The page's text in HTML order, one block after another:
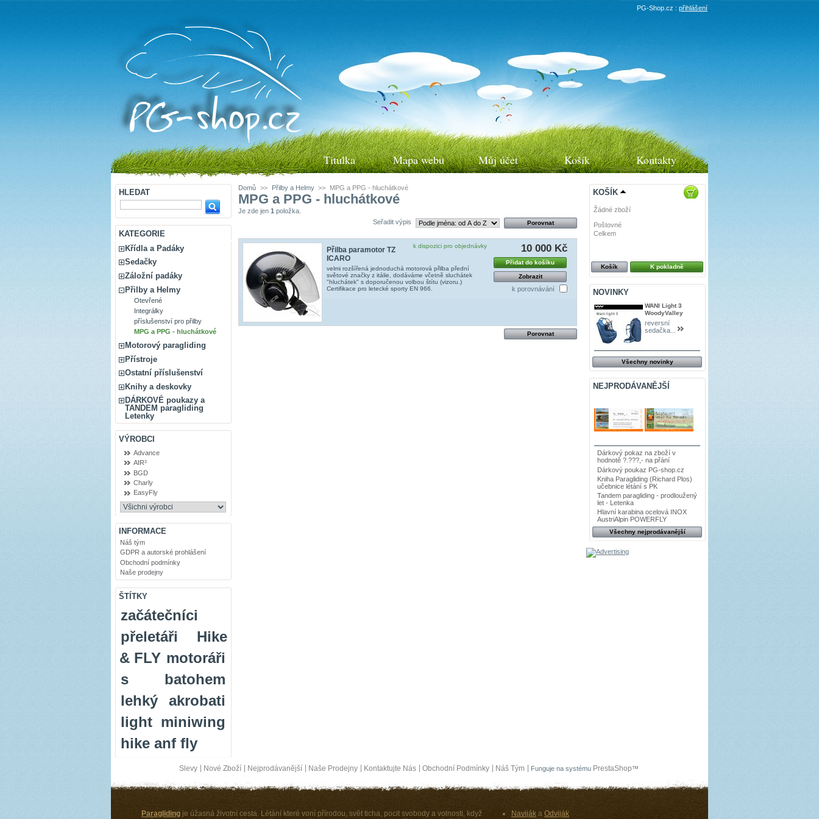
PG-Shop.cz : přihlášení
Titulka Mapa webu Můj účet Košík Kontakty
HLEDAT
KATEGORIE
Křídla a Padáky
Sedačky
Záložní padáky
Přilby a Helmy
Otevřené
Integrálky
příslušenství pro přilby
MPG a PPG - hluchátkové
Motorový paragliding
Přístroje
Ostatní příslušenství
Knihy a deskovky
DÁRKOVÉ poukazy a
TANDEM paragliding
Letenky
VÝROBCI
Advance
AIR³
BGD
Charly
EasyFly
INFORMACE
Náš tým
GDPR a autorské prohlášení
Obchodní podmínky
Naše prodejny
ŠTÍTKY
začátečníci
přeletáři
Hike
& FLY motoráři
s batohem
lehký
akrobati
light miniwing
hike anf fly
Domů >> Přilby a Helmy >> MPG a PPG - hluchátkové
MPG a PPG - hluchátkové
Je zde jen1položka.
Seřadit výpis
k dispozici pro objednávky
Přilba paramotor TZ
ICARO
velmi rozšířená jednoduchá motorová přilba přední
světové značky z itálie, dodáváme včetně sluchátek
"hluchátek" s doporučenou volbou štítu (vizoru.)
Certifikace pro letecké sporty EN 966.
10 000 Kč
Přidat do košíku
Zobrazit
k porovnávání
KOŠÍK
Žádné zboží
Poštovné
Celkem
Košík K pokladně
NOVINKY
WANI Light 3
WoodyValley
reversní
sedačka...
Všechny novinky
NEJPRODÁVANĚJŠÍ
Dárkový pokaz na zboží v
hodnotě ?.???,- na přání
Dárkový poukaz PG-shop.cz
Kniha Paragliding (Richard Plos)
učebnice létání s PK
Tandem paragliding - prodloužený
let - Letenka
Hlavní karabina ocelová INOX
AustriAlpin POWERFLY
Všechny nejprodávanější
Slevy Nové Zboží Nejprodávanější Naše Prodejny Kontaktujte Nás Obchodní Podmínky Náš Tým Funguje na systému PrestaShop™
Paragliding je úžasná životní cesta. Létání které voní přírodou, svět ticha, pocit svobody a volnosti, když
Naviják a Odviják